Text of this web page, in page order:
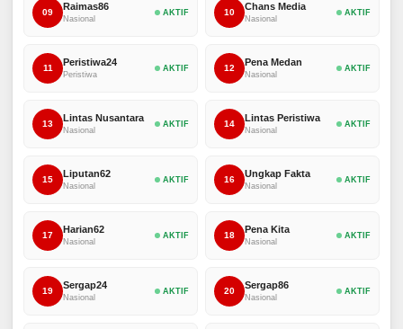
09
Raimas86
Nasional
AKTIF 10
Chans Media
Nasional
AKTIF
11
Peristiwa24
Peristiwa
AKTIF 12
Pena Medan
Nasional
AKTIF
13
Lintas Nusantara
Nasional
AKTIF 14
Lintas Peristiwa
Nasional
AKTIF
15
Liputan62
Nasional
AKTIF 16
Ungkap Fakta
Nasional
AKTIF
17
Harian62
Nasional
AKTIF 18
Pena Kita
Nasional
AKTIF
19
Sergap24
Nasional
AKTIF 20
Sergap86
Nasional
AKTIF